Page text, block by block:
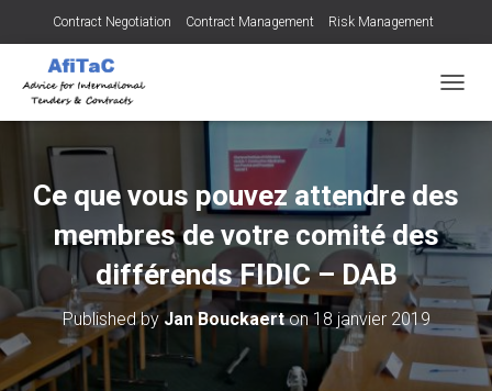
Contract Negotiation Contract Management Risk Management
Tendering for Contracts
Ce que vous pouvez attendre des
membres de votre comité des
différends FIDIC – DAB
Published byJan Bouckaerton18 janvier 2019